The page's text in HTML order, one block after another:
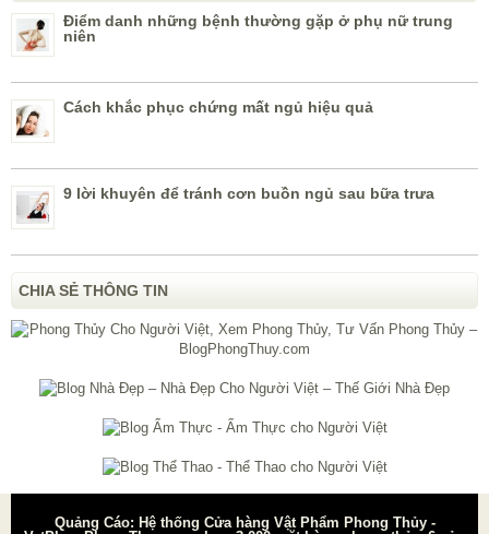
Điểm danh những bệnh thường gặp ở phụ nữ trung
niên
Cách khắc phục chứng mất ngủ hiệu quả
9 lời khuyên để tránh cơn buồn ngủ sau bữa trưa
CHIA SẺ THÔNG TIN
Quảng Cáo: Hệ thống Cửa hàng Vật Phẩm Phong Thủy -